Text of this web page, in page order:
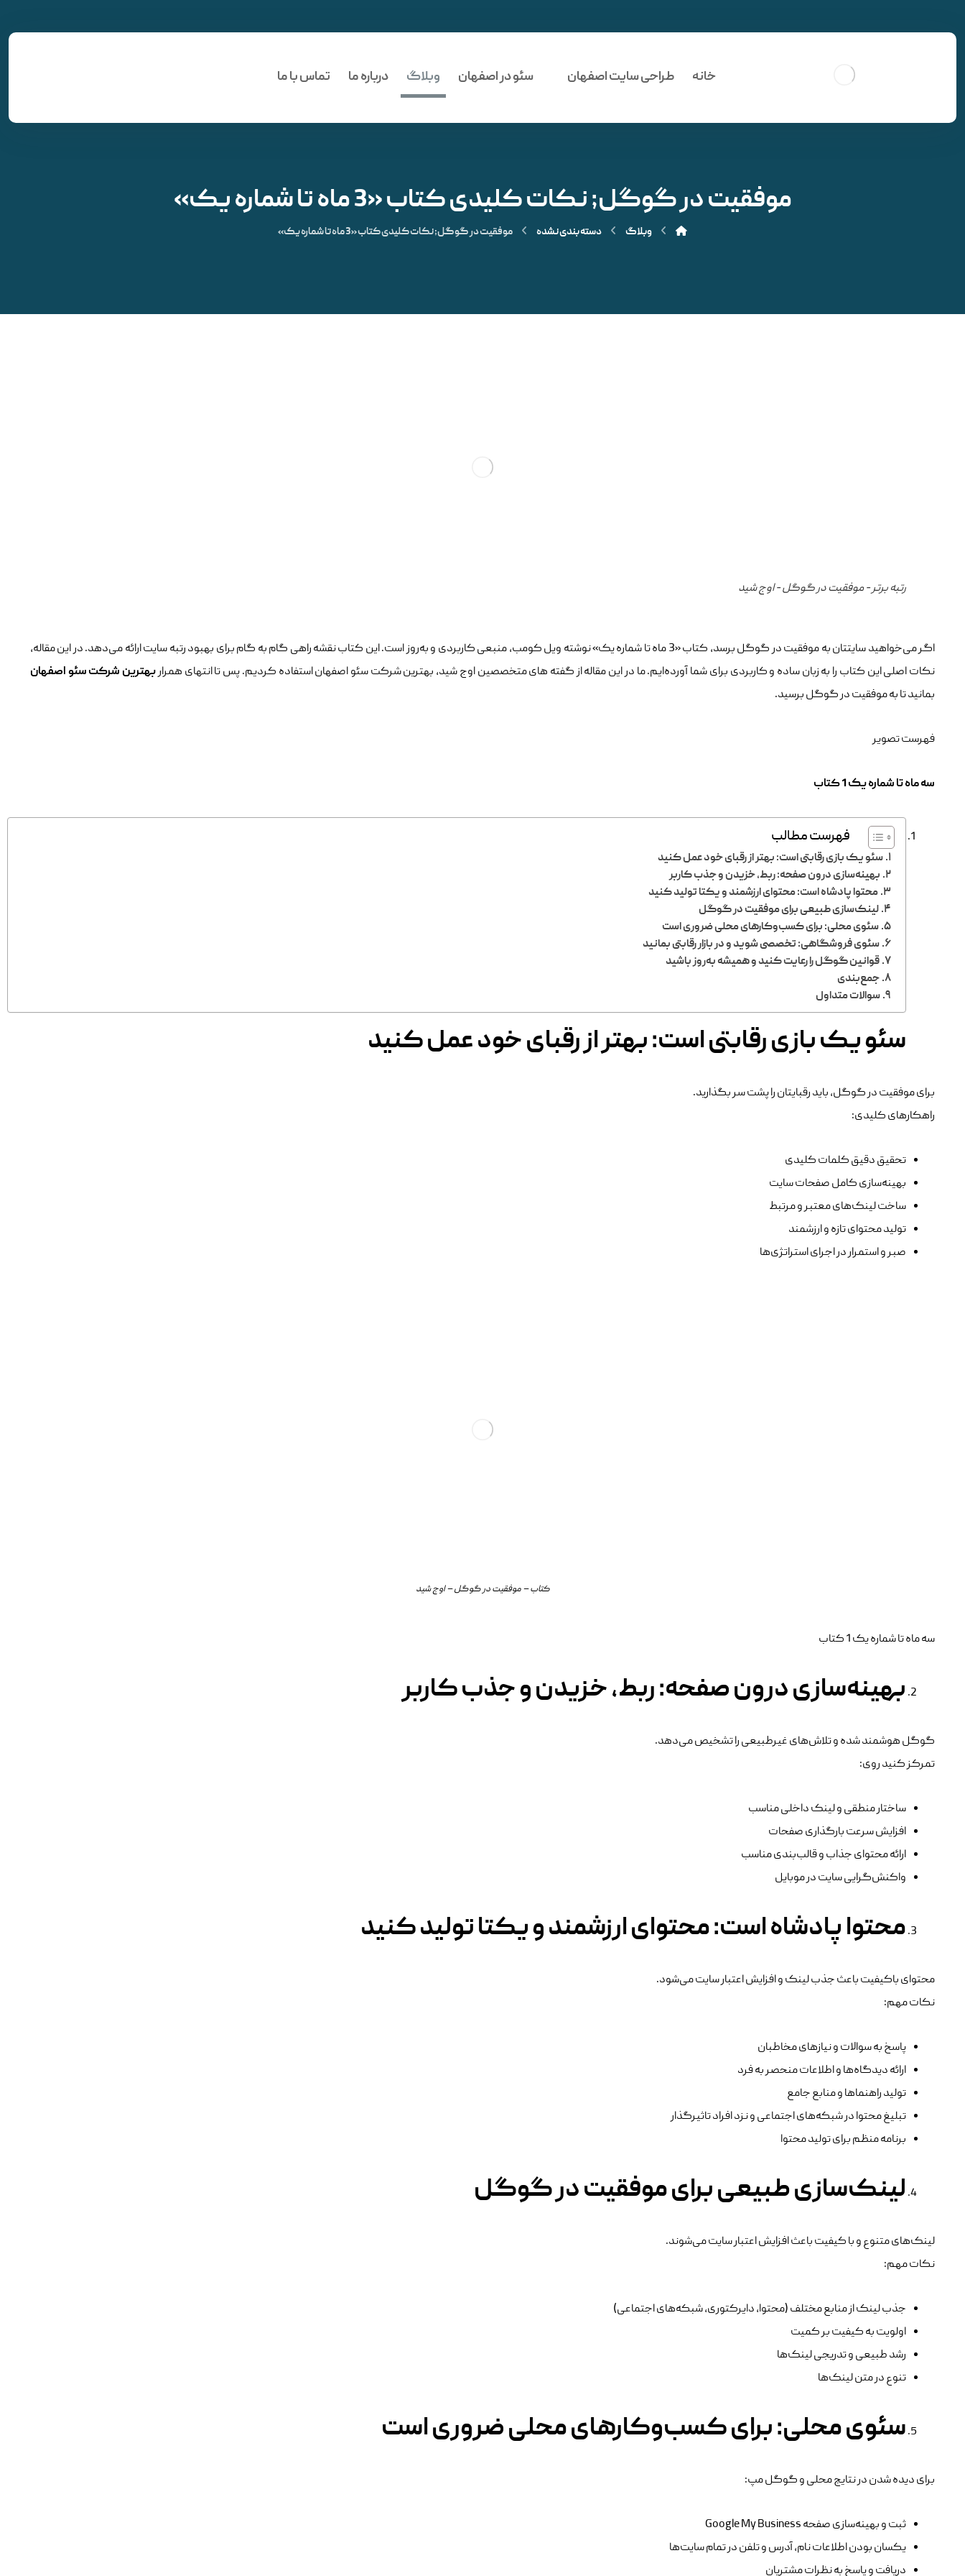
خانه طراحی سایت اصفهان سئو در اصفهان وبلاگ درباره ما تماس با ما
موفقیت در گوگل; نکات کلیدی کتاب «3 ماه تا شماره یک»
وبلاگ دسته‌ بندی نشده موفقیت در گوگل; نکات کلیدی کتاب «3 ماه تا شماره یک»
رتبه برتر - موفقیت در گوگل - اوج شید
اگر می‌خواهید سایتتان به موفقیت در گوگل برسد، کتاب «3 ماه تا شماره یک» نوشته ویل کومب، منبعی کاربردی و به‌روز است. این کتاب نقشه راهی گام به گام برای بهبود رتبه سایت ارائه می‌دهد. در این مقاله،
نکات اصلی این کتاب را به زبان ساده و کاربردی برای شما آورده‌ایم. ما در این مقاله از گفته های متخصصین اوج شید، بهترین شرکت سئو اصفهان استفاده کردیم. پس تا انتهای همراربهترین شرکت سئو اصفهان
بمانید تا به موفقیت در گوگل برسید.
فهرست تصویر
سه ماه تا شماره یک 1 کتاب
فهرست مطالب
سئو یک بازی رقابتی است: بهتر از رقبای خود عمل کنید
بهینه‌سازی درون صفحه: ربط، خزیدن و جذب کاربر
محتوا پادشاه است: محتوای ارزشمند و یکتا تولید کنید
لینک‌سازی طبیعی برای موفقیت در گوگل
سئوی محلی: برای کسب‌وکارهای محلی ضروری است
سئوی فروشگاهی: تخصصی شوید و در بازار رقابتی بمانید
قوانین گوگل را رعایت کنید و همیشه به‌روز باشید
جمع‌بندی
سوالات متداول
سئو یک بازی رقابتی است: بهتر از رقبای خود عمل کنید
برای موفقیت در گوگل، باید رقبایتان را پشت سر بگذارید.
راهکارهای کلیدی:
تحقیق دقیق کلمات کلیدی
بهینه‌سازی کامل صفحات سایت
ساخت لینک‌های معتبر و مرتبط
تولید محتوای تازه و ارزشمند
صبر و استمرار در اجرای استراتژی‌ها
کتاب – موفقیت در گوگل – اوج شید
سه ماه تا شماره یک 1 کتاب
بهینه‌سازی درون صفحه: ربط، خزیدن و جذب کاربر
گوگل هوشمند شده و تلاش‌های غیرطبیعی را تشخیص می‌دهد.
تمرکز کنید روی:
ساختار منطقی و لینک داخلی مناسب
افزایش سرعت بارگذاری صفحات
ارائه محتوای جذاب و قالب‌بندی مناسب
واکنش‌گرایی سایت در موبایل
محتوا پادشاه است: محتوای ارزشمند و یکتا تولید کنید
محتوای باکیفیت باعث جذب لینک و افزایش اعتبار سایت می‌شود.
نکات مهم:
پاسخ به سوالات و نیازهای مخاطبان
ارائه دیدگاه‌ها و اطلاعات منحصر به فرد
تولید راهنماها و منابع جامع
تبلیغ محتوا در شبکه‌های اجتماعی و نزد افراد تاثیرگذار
برنامه منظم برای تولید محتوا
لینک‌سازی طبیعی برای موفقیت در گوگل
لینک‌های متنوع و با کیفیت باعث افزایش اعتبار سایت می‌شوند.
نکات مهم:
جذب لینک از منابع مختلف (محتوا، دایرکتوری، شبکه‌های اجتماعی)
اولویت به کیفیت بر کمیت
رشد طبیعی و تدریجی لینک‌ها
تنوع در متن لینک‌ها
سئوی محلی: برای کسب‌وکارهای محلی ضروری است
برای دیده شدن در نتایج محلی و گوگل مپ:
ثبت و بهینه‌سازی صفحه Google My Business
یکسان بودن اطلاعات نام، آدرس و تلفن در تمام سایت‌ها
دریافت و پاسخ به نظرات مشتریان